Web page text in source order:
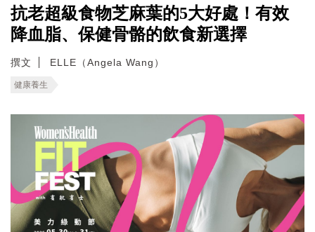
抗老超級食物芝麻葉的5大好處！有效
降血脂、保健骨骼的飲食新選擇
撰文 ELLE（Angela Wang）
健康養生